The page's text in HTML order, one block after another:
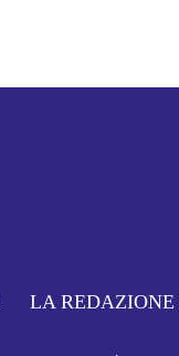
LA REDAZIONE